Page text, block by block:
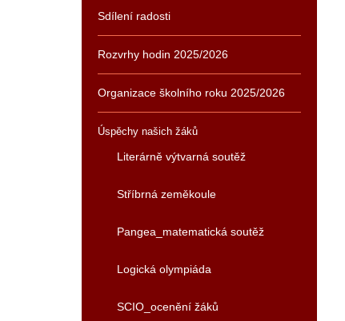
Sdílení radosti
Rozvrhy hodin 2025/2026
Organizace školního roku 2025/2026
Úspěchy našich žáků
Literárně výtvarná soutěž
Stříbrná zeměkoule
Pangea_matematická soutěž
Logická olympiáda
SCIO_ocenění žáků